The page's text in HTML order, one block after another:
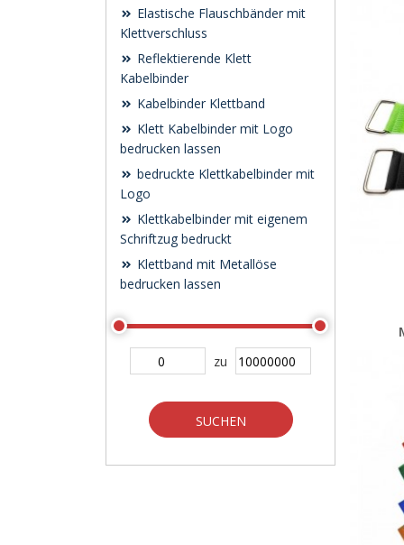
Elastische Flauschbänder mit
Klettverschluss
Reflektierende Klett
Kabelbinder
Kabelbinder Klettband
Klett Kabelbinder mit Logo
bedrucken lassen
bedruckte Klettkabelbinder mit
Logo
Klettkabelbinder mit eigenem
Schriftzug bedruckt
Klettband mit Metallöse
bedrucken lassen
zu
SUCHEN